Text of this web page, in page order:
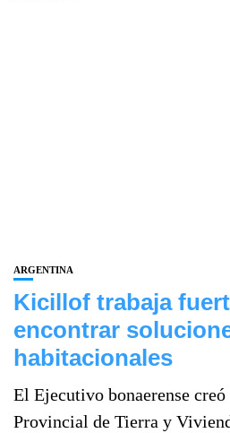
ARGENTINA
Kicillof trabaja
encontrar
habitacionales
El Ejecutivo bonaerense
Provincial de Tierra y